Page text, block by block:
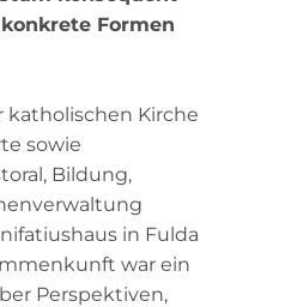
Formen
katholischen Kirche
sowie
Bildung,
in Fulda
war ein
Perspektiven,